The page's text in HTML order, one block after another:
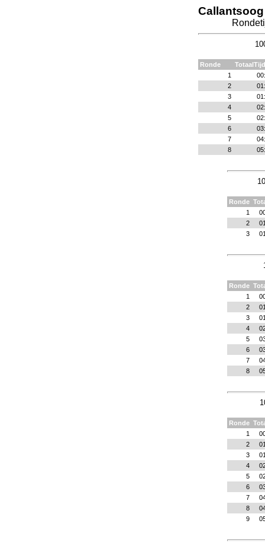
Callantsoog
Ronde
TotaalTijd
1
2
3
4
5
6
7
8
Ronde
1
2
3
Ronde
1
2
3
4
5
6
7
8
Ronde
1
2
3
4
5
6
7
8
9